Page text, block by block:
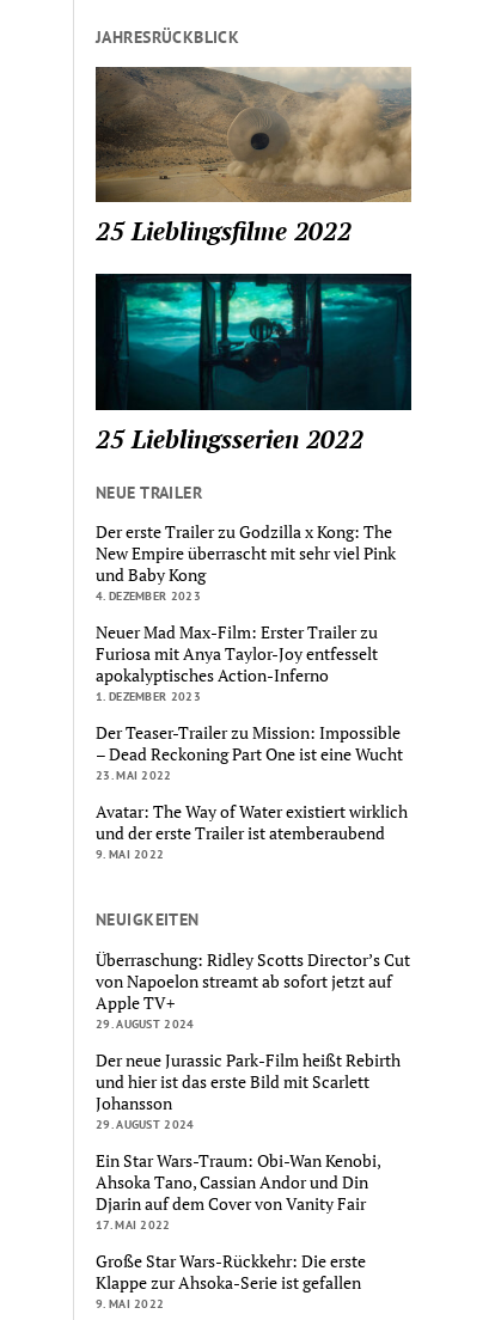
JAHRESRÜCKBLICK
25 Lieblingsfilme 2022
25 Lieblingsserien 2022
NEUE TRAILER
Der erste Trailer zu Godzilla x Kong: The
New Empire überrascht mit sehr viel Pink
und Baby Kong
4. DEZEMBER 2023
Neuer Mad Max-Film: Erster Trailer zu
Furiosa mit Anya Taylor-Joy entfesselt
apokalyptisches Action-Inferno
1. DEZEMBER 2023
Der Teaser-Trailer zu Mission: Impossible
– Dead Reckoning Part One ist eine Wucht
23. MAI 2022
Avatar: The Way of Water existiert wirklich
und der erste Trailer ist atemberaubend
9. MAI 2022
NEUIGKEITEN
Überraschung: Ridley Scotts Director’s Cut
von Napoelon streamt ab sofort jetzt auf
Apple TV+
29. AUGUST 2024
Der neue Jurassic Park-Film heißt Rebirth
und hier ist das erste Bild mit Scarlett
Johansson
29. AUGUST 2024
Ein Star Wars-Traum: Obi-Wan Kenobi,
Ahsoka Tano, Cassian Andor und Din
Djarin auf dem Cover von Vanity Fair
17. MAI 2022
Große Star Wars-Rückkehr: Die erste
Klappe zur Ahsoka-Serie ist gefallen
9. MAI 2022